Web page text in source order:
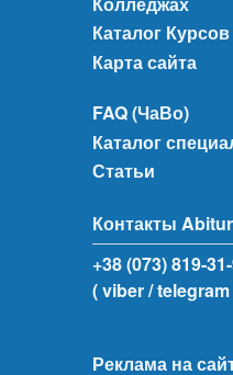
Каталог Курсов
Карта сайта
FAQ (ЧаВо)
Каталог
Статьи
Контакты
+38 (073) 819-
( viber/ telegram
Реклама на